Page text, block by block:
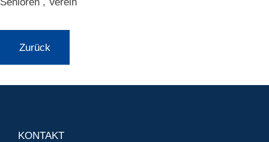
Zurück
KONTAKT